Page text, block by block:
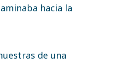
hacia la
de una